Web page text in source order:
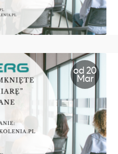
od 20
Mar